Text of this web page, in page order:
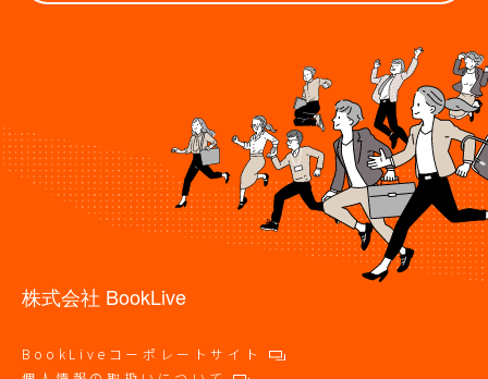
株式会社 BookLive
BookLiveコーポレートサイト